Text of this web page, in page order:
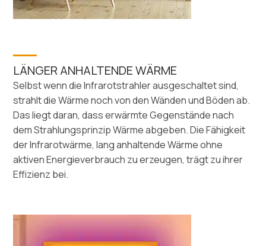
LÄNGER ANHALTENDE WÄRME
Selbst wenn die Infrarotstrahler ausgeschaltet sind,
strahlt die Wärme noch von den Wänden und Böden ab.
Das liegt daran, dass erwärmte Gegenstände nach
dem Strahlungsprinzip Wärme abgeben. Die Fähigkeit
der Infrarotwärme, lang anhaltende Wärme ohne
aktiven Energieverbrauch zu erzeugen, trägt zu ihrer
Effizienz bei.